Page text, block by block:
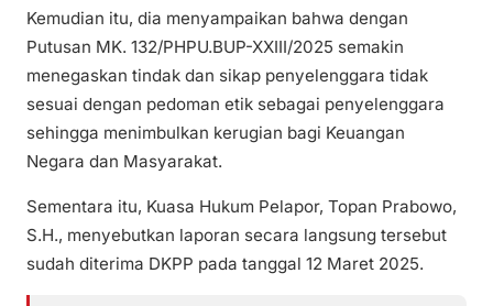
Kemudian itu, dia menyampaikan bahwa dengan
Putusan MK. 132/PHPU.BUP-XXIII/2025 semakin
menegaskan tindak dan sikap penyelenggara tidak
sesuai dengan pedoman etik sebagai penyelenggara
sehingga menimbulkan kerugian bagi Keuangan
Negara dan Masyarakat.
Sementara itu, Kuasa Hukum Pelapor, Topan Prabowo,
S.H., menyebutkan laporan secara langsung tersebut
sudah diterima DKPP pada tanggal 12 Maret 2025.